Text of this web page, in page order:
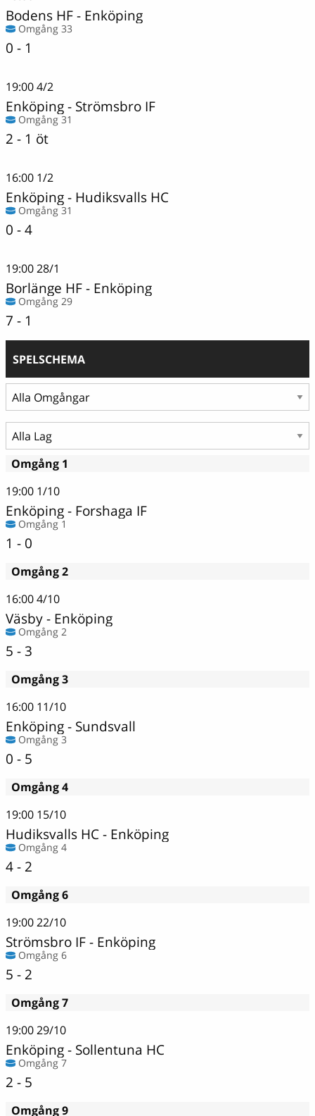
Bodens HF- Enköping
Omgång 33
0 - 1
19:004/2
Enköping- Strömsbro IF
Omgång 31
2 - 1 öt
16:00 1/2
Enköping- Hudiksvalls HC
Omgång 31
0 - 4
19:0028/1
Borlänge HF- Enköping
Omgång 29
7 - 1
SPELSCHEMA
Omgång 1
19:00 1/10
Enköping- Forshaga IF
Omgång 1
1 - 0
Omgång 2
16:004/10
Väsby- Enköping
Omgång 2
5 - 3
Omgång 3
16:00 11/10
Enköping- Sundsvall
Omgång 3
0 - 5
Omgång 4
19:00 15/10
Hudiksvalls HC- Enköping
Omgång 4
4 - 2
Omgång 6
19:0022/10
Strömsbro IF- Enköping
Omgång 6
5 - 2
Omgång 7
19:0029/10
Enköping- Sollentuna HC
Omgång 7
2 - 5
Omgång 9